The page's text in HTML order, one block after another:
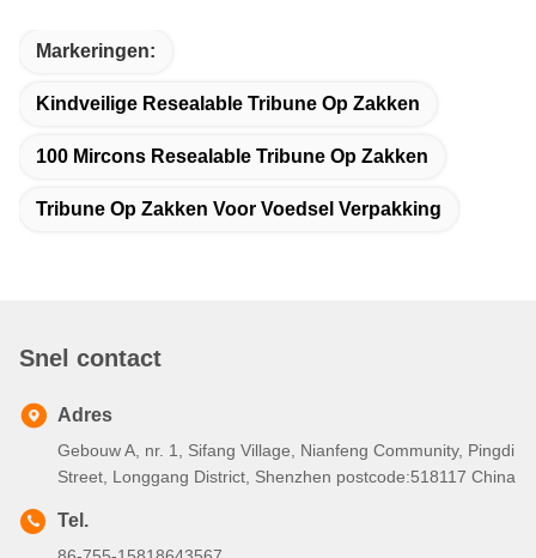
Markeringen:
Kindveilige Resealable Tribune Op Zakken
100 Mircons Resealable Tribune Op Zakken
Tribune Op Zakken Voor Voedsel Verpakking
Snel contact
Adres
Gebouw A, nr. 1, Sifang Village, Nianfeng Community, Pingdi
Street, Longgang District, Shenzhen postcode:518117 China
Tel.